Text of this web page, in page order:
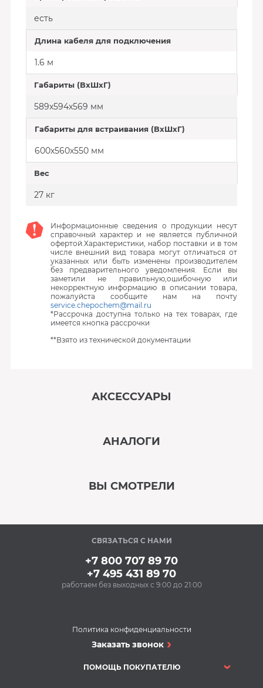
есть
Длина кабеля для подключения
1.6 м
Габариты (ВхШхГ)
589x594x569 мм
Габариты для встраивания (ВхШхГ)
600х560х550 мм
Вес
27 кг
Информационные сведения о продукции несут
справочный характер и не является публичной
офертой.Характеристики, набор поставки и в том
числе внешний вид товара могут отличаться от
указанных или быть изменены производителем
без предварительного уведомления. Если вы
заметили не правильную,ошибочную или
некорректную информацию в описании товара,
пожалуйста сообщите нам на почту
service.chepochem@mail.ru
*Рассрочка доступна только на тех товарах, где
имеется кнопка рассрочки
**Взято из технической документации
АКСЕССУАРЫ
стали BON BN-175
(500 мл)
348 Р
АНАЛОГИ
Духовой шкаф MILLEN
MEO 601 BL
ВЫ СМОТРЕЛИ
В наличии
СВЯЗАТЬСЯ С НАМИ
+7 800 707 89 70
+7 495 431 89 70
работаем без выходных с 9:00 до 21:00
Политика конфиденциальности
Заказать звонок
ПОМОЩЬ ПОКУПАТЕЛЮ